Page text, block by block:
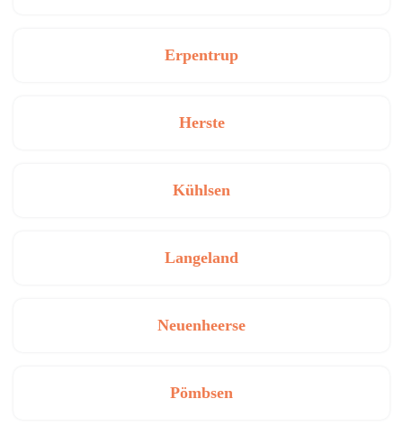
Erpentrup
Herste
Kühlsen
Langeland
Neuenheerse
Pömbsen